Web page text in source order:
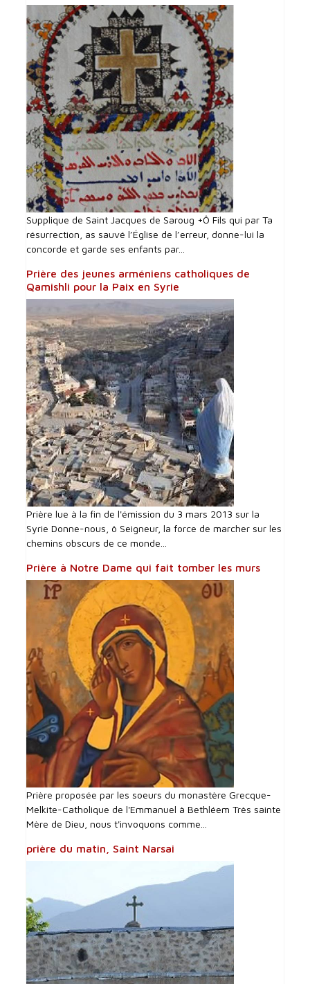
Supplique de Saint Jacques de Saroug +Ô Fils qui par Ta
résurrection, as sauvé l’Église de l’erreur, donne-lui la
concorde et garde ses enfants par...
Prière des jeunes arméniens catholiques de
Qamishli pour la Paix en Syrie
Prière lue à la fin de l'émission du 3 mars 2013 sur la
Syrie Donne-nous, ô Seigneur, la force de marcher sur les
chemins obscurs de ce monde...
Prière à Notre Dame qui fait tomber les murs
Prière proposée par les soeurs du monastère Grecque-
Melkite-Catholique de l'Emmanuel à Bethléem Très sainte
Mère de Dieu, nous t'invoquons comme...
prière du matin, Saint Narsai